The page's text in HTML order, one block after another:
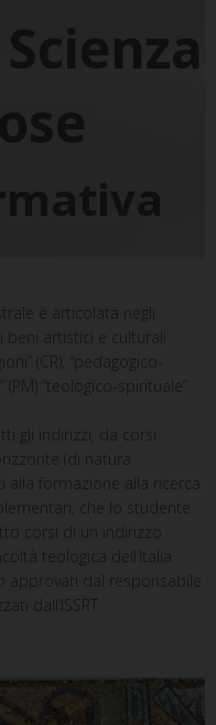
è articolata negli
beni artistici e culturali
(CR), “pedagogico-
“teologico-spirituale”
gli indirizzi, da corsi
(di natura
formazione alla ricerca
che lo studente
corsi di un indirizzo
teologica dell’Italia
approvati dal responsabile
dall’ISSRT